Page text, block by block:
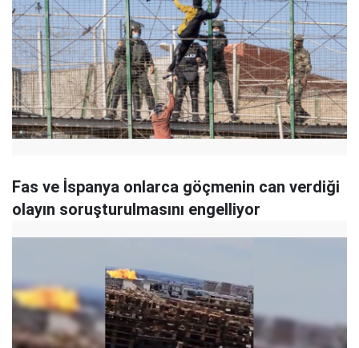
Fas ve İspanya onlarca göçmenin can verdiği
olayın soruşturulmasını engelliyor